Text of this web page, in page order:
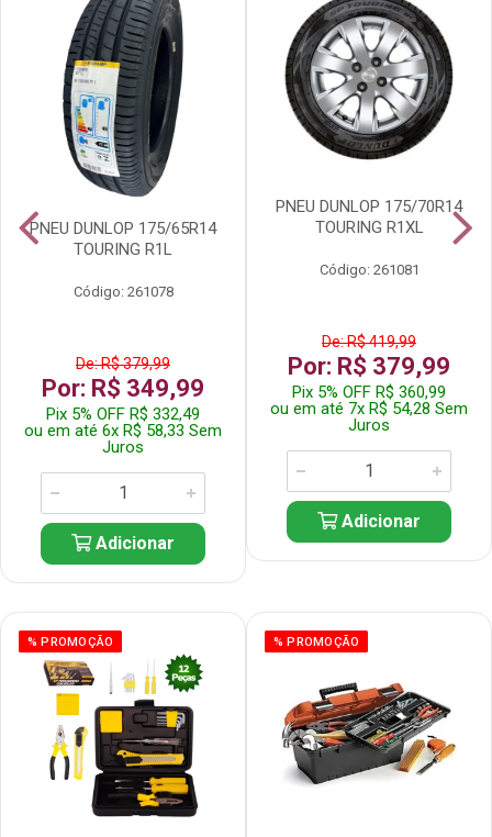
PNEU DUNLOP 175/65R14
TOURING R1L
Código: 261078
De: R$ 379,99
Por: R$ 349,99
Pix 5% OFF R$ 332,49
ou em até 6x R$ 58,33 Sem
Juros
Adicionar
PNEU DUNLOP 175/70R14
TOURING R1XL
Código: 261081
De: R$ 419,99
Por: R$ 379,99
Pix 5% OFF R$ 360,99
ou em até 7x R$ 54,28 Sem
Juros
Adicionar
% PROMOÇÃO % PROMOÇÃO